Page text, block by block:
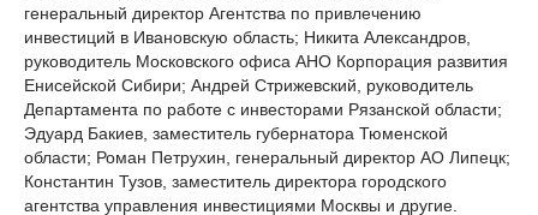
генеральный директор Агентства по привлечению
инвестиций в Ивановскую область; Никита Александров,
руководитель Московского офиса АНО Корпорация развития
Енисейской Сибири; Андрей Стрижевский, руководитель
Департамента по работе с инвесторами Рязанской области;
Эдуард Бакиев, заместитель губернатора Тюменской
области; Роман Петрухин, генеральный директор АО Липецк;
Константин Тузов, заместитель директора городского
агентства управления инвестициями Москвы и другие.